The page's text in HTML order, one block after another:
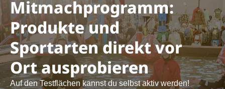
Mitmachprogramm:
Produkte und
Sportarten direkt vor
Ort ausprobieren
Auf den Testflächen kannst du selbst aktiv werden!